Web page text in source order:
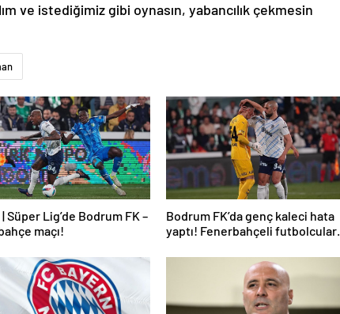
ve istediğimiz gibi oynasın, yabancılık çekmesin
Süper Lig’de Bodrum FK –
maçı!
Bodrum FK’da genç kaleci hata
yaptı! Fenerbahçeli futbolcular